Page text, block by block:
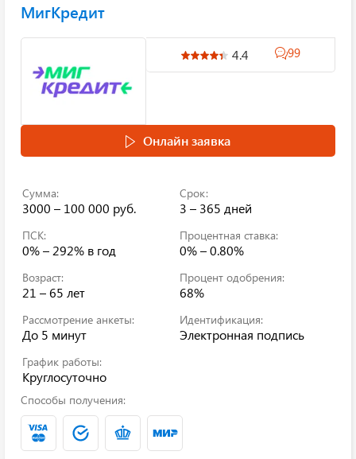
МигКредит
4.4 99
Онлайн заявка
Сумма:
3000 – 100 000 руб.
Срок:
3 – 365 дней
ПСК:
0% – 292% в год
Процентная ставка:
0% – 0.80%
Возраст:
21 – 65 лет
Процент одобрения:
68%
Рассмотрение анкеты:
До 5 минут
Идентификация:
Электронная подпись
График работы:
Круглосуточно
Способы получения: